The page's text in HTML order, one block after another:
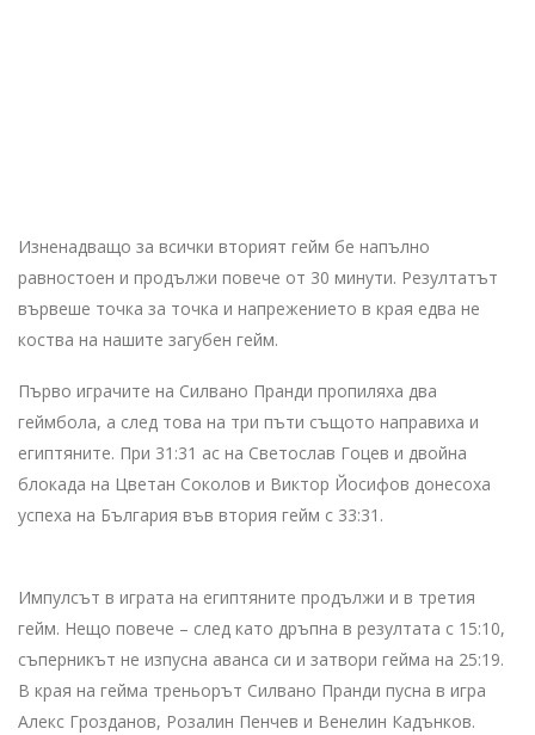
Изненадващо за всички вторият гейм бе напълно
равностоен и продължи повече от 30 минути. Резултатът
вървеше точка за точка и напрежението в края едва не
коства на нашите загубен гейм.
Първо играчите на Силвано Пранди пропиляха два
геймбола, а след това на три пъти същото направиха и
египтяните. При 31:31 ас на Светослав Гоцев и двойна
блокада на Цветан Соколов и Виктор Йосифов донесоха
успеха на България във втория гейм с 33:31.
Импулсът в играта на египтяните продължи и в третия
гейм. Нещо повече – след като дръпна в резултата с 15:10,
съперникът не изпусна аванса си и затвори гейма на 25:19.
В края на гейма треньорът Силвано Пранди пусна в игра
Алекс Грозданов, Розалин Пенчев и Венелин Кадънков.